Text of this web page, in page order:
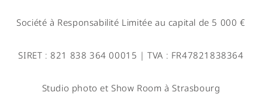
Société à Responsabilité Limitée au capital de 5 000 €
SIRET : 821 838 364 00015 | TVA : FR47821838364
Studio photo et Show Room à Strasbourg